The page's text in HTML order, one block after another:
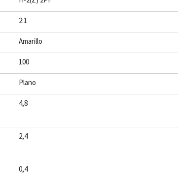
2:1
Amarillo
100
Plano
4,8
2,4
0,4